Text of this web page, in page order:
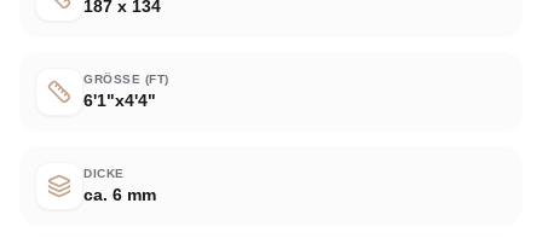
187 x 134
GRÖSSE (FT)
6'1"x4'4"
DICKE
ca. 6 mm